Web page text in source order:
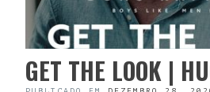
GET THE LOOK |